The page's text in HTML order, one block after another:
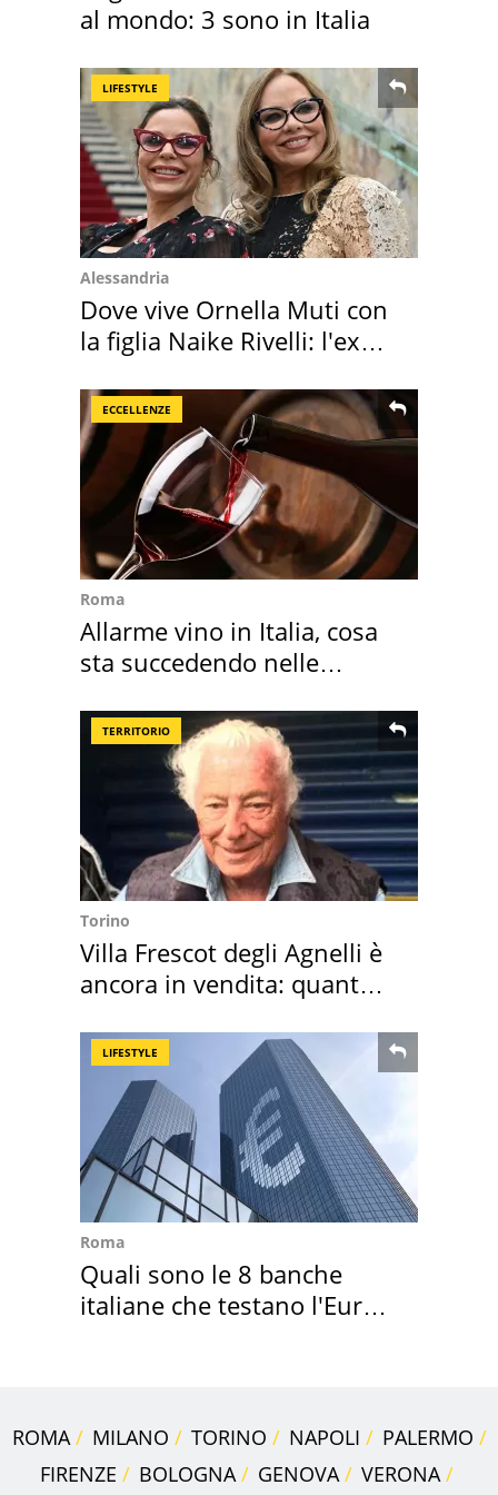
al mondo: 3 sono in Italia
LIFESTYLE
Alessandria
Dove vive Ornella Muti con
la figlia Naike Rivelli: l'ex
ECCELLENZE
Roma
Allarme vino in Italia, cosa
sta succedendo nelle
TERRITORIO
Torino
Villa Frescot degli Agnelli è
ancora in vendita: quanto
LIFESTYLE
Roma
Quali sono le 8 banche
italiane che testano l'Euro
ROMA MILANO TORINO NAPOLI
PALERMO
FIRENZE
BOLOGNA GENOVA
VERONA